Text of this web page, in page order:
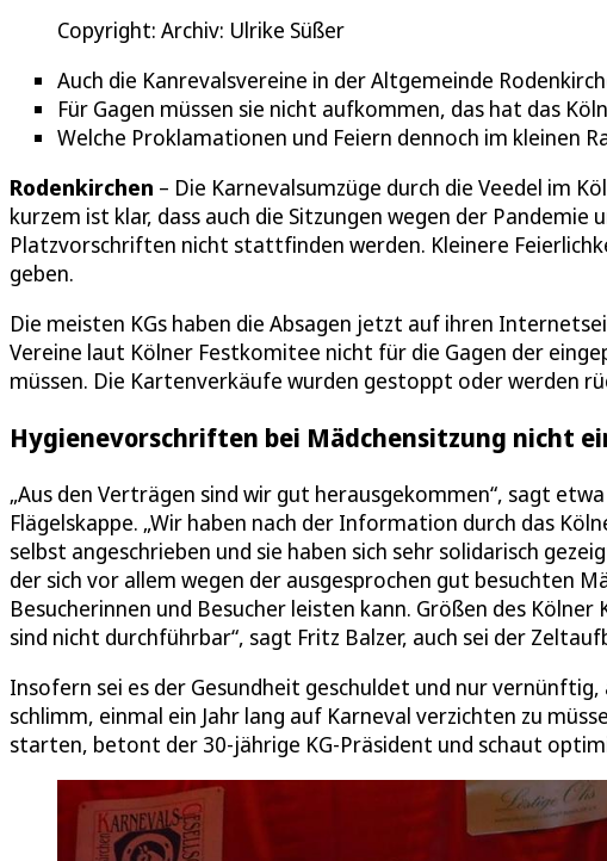
Copyright: Archiv: Ulrike Süßer
Auch die Kanrevalsvereine in der Altgemeinde
Für Gagen müssen sie nicht aufkommen, das hat das
Welche Proklamationen und Feiern dennoch im kleinen
Rodenkirchen – Die Karnevalsumzüge durch die Veedel im
kurzem ist klar, dass auch die Sitzungen wegen der
Platzvorschriften nicht stattfinden werden. Kleinere
geben.
Die meisten KGs haben die Absagen jetzt auf ihren
Vereine laut Kölner Festkomitee nicht für die Gagen der
müssen. Die Kartenverkäufe wurden gestoppt oder werden
Hygienevorschriften bei Mädchensitzung nicht
„Aus den Verträgen sind wir gut herausgekommen“, sagt
Flägelskappe. „Wir haben nach der Information durch das
selbst angeschrieben und sie haben sich sehr solidarisch
der sich vor allem wegen der ausgesprochen gut besuchten
Besucherinnen und Besucher leisten kann. Größen des
sind nicht durchführbar“, sagt Fritz Balzer, auch sei der
Insofern sei es der Gesundheit geschuldet und nur
schlimm, einmal ein Jahr lang auf Karneval verzichten zu
starten, betont der 30-jährige KG-Präsident und schaut